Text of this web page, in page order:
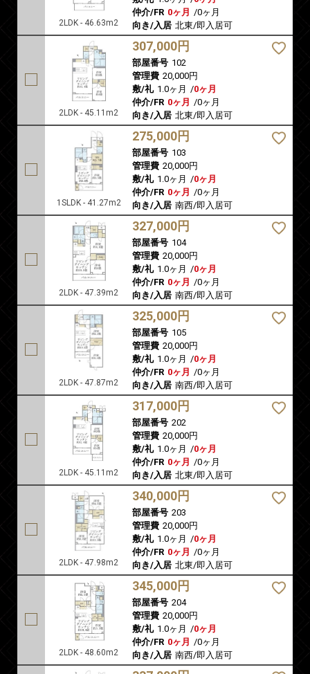
2LDK - 46.63m2
仲介/FR 0ヶ月 /0ヶ月
向き/入居 北東/即入居可
2LDK - 45.11m2
307,000円
部屋番号 102
管理費 20,000円
敷/礼 1.0ヶ月 /0ヶ月
仲介/FR 0ヶ月 /0ヶ月
向き/入居 北東/即入居可
1SLDK - 41.27m2
275,000円
部屋番号 103
管理費 20,000円
敷/礼 1.0ヶ月 /0ヶ月
仲介/FR 0ヶ月 /0ヶ月
向き/入居 南西/即入居可
2LDK - 47.39m2
327,000円
部屋番号 104
管理費 20,000円
敷/礼 1.0ヶ月 /0ヶ月
仲介/FR 0ヶ月 /0ヶ月
向き/入居 南西/即入居可
2LDK - 47.87m2
325,000円
部屋番号 105
管理費 20,000円
敷/礼 1.0ヶ月 /0ヶ月
仲介/FR 0ヶ月 /0ヶ月
向き/入居 南西/即入居可
2LDK - 45.11m2
317,000円
部屋番号 202
管理費 20,000円
敷/礼 1.0ヶ月 /0ヶ月
仲介/FR 0ヶ月 /0ヶ月
向き/入居 北東/即入居可
2LDK - 47.98m2
340,000円
部屋番号 203
管理費 20,000円
敷/礼 1.0ヶ月 /0ヶ月
仲介/FR 0ヶ月 /0ヶ月
向き/入居 北東/即入居可
2LDK - 48.60m2
345,000円
部屋番号 204
管理費 20,000円
敷/礼 1.0ヶ月 /0ヶ月
仲介/FR 0ヶ月 /0ヶ月
向き/入居 南西/即入居可